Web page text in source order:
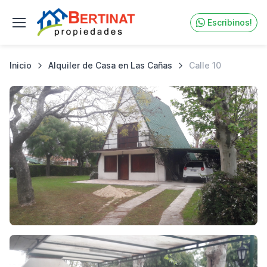
Escribinos!
Inicio Alquiler de Casa en Las Cañas Calle 10